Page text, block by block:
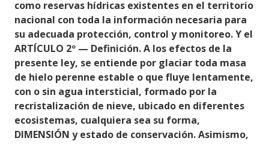
como reservas hídricas existentes en el territorio
nacional con toda la información necesaria para
su adecuada protección, control y monitoreo. Y el
ARTÍCULO 2º — Definición. A los efectos de la
presente ley, se entiende por glaciar toda masa
de hielo perenne estable o que fluye lentamente,
con o sin agua intersticial, formado por la
recristalización de nieve, ubicado en diferentes
ecosistemas, cualquiera sea su forma,
DIMENSIÓN y estado de conservación. Asimismo,